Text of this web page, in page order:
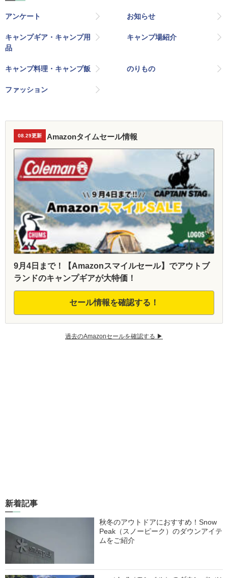
アンケート お知らせ
キャンプギア・キャンプ用
品
キャンプ場紹介
キャンプ料理・キャンプ飯 のりもの
ファッション
08.29更新 Amazonタイムセール情報
9月4日まで！【Amazonスマイルセール】でアウトブ
ランドのキャンプギアが大特価！
セール情報を確認する！
過去のAmazonセールを確認する ▶︎
新着記事
秋冬のアウトドアにおすすめ！Snow
Peak（スノーピーク）のダウンアイテ
ムをご紹介